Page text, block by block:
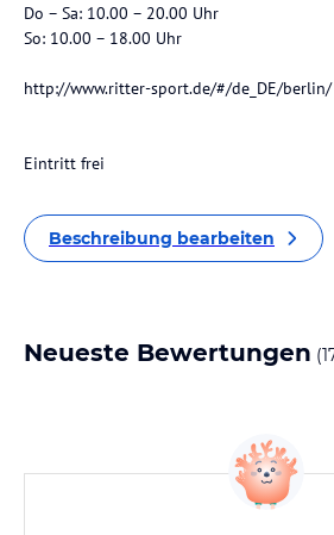
Do – Sa: 10.00 – 20.00 Uhr
So: 10.00 – 18.00 Uhr
http://www.ritter-sport.de/#/de_DE/berlin/
Eintritt frei
Beschreibung bearbeiten
Neueste Bewertungen